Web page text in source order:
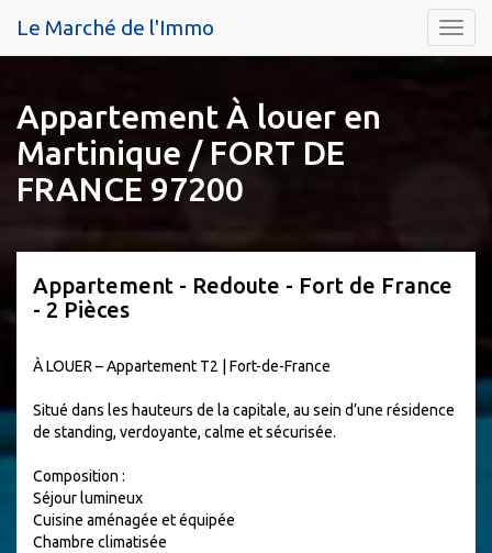
Menu
Le Marché de l'Immo
Appartement À louer en
Martinique / FORT DE
FRANCE 97200
Appartement - Redoute - Fort de France
- 2 Pièces
À LOUER – Appartement T2 | Fort-de-France
Situé dans les hauteurs de la capitale, au sein d’une résidence
de standing, verdoyante, calme et sécurisée.
Composition :
Séjour lumineux
Cuisine aménagée et équipée
Chambre climatisée